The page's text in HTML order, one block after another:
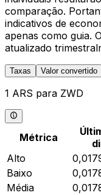
comparação.
indicativos de
apenas como guia.
atualizado
Taxas Valor convertido
1 ARS para ZWD
Métrica
Alto
Baixo
Média